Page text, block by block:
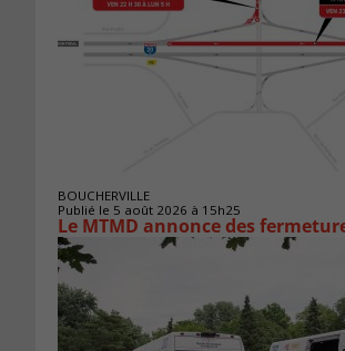
BOUCHERVILLE
Publié le 5 août 2026 à 15h25
Le MTMD annonce des